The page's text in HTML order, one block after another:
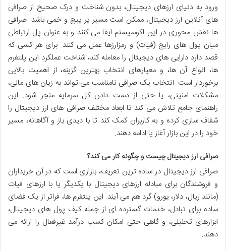
ورود به دنیای ارزهای دیجیتال، بدون شناخت و درک صحیح از صرافی
های آنلاین ارز دیجیتال، ممکن است مسیر پر پیچ و خمی باشد. صرافی
ها نقش محوری در این اکوسیستم ایفا می کنند و به عنوان پل ارتباطی
میان پول های رایج (فیات) و رمزارزها عمل می کنند. برای هر کسی که
قصد دارد دارایی های دیجیتال را معامله کند، شناخت عملکرد این پلتفرم
ها، انواع آن ها، و معیارهای انتخاب بهترین گزینه، از اهمیت بالایی
برخوردار است. انتخاب یک صرافی نامناسب می تواند به زیان های مالی،
مشکلات امنیتی، یا حتی از دست دادن کل سرمایه منجر شود. این
راهنمای جامع تلاش می کند تا ابعاد مختلف صرافی های ارز دیجیتال را
شفاف سازی کرده و به کاربران کمک کند تا با دیدی باز و آگاهانه، مسیر
خود را در این بازار آغاز یا ادامه دهند.
صرافی ارز دیجیتال چیست و چگونه کار می کند؟
صرافی ارز دیجیتال در ساده ترین تعریف، بازاری است که در آن خریداران
و فروشندگان برای مبادله ارزهای دیجیتال با یکدیگر یا با ارزهای فیات
(مانند ریال، دلار، یورو) گرد هم می آیند. این پلتفرم ها، فراتر از یک فضای
ساده برای تبادل، خدمات گسترده ای از جمله کیف پول های دیجیتال،
ابزارهای تحلیلی، و گاهی حتی امکان کسب درآمد غیرفعال را ارائه می
دهند.